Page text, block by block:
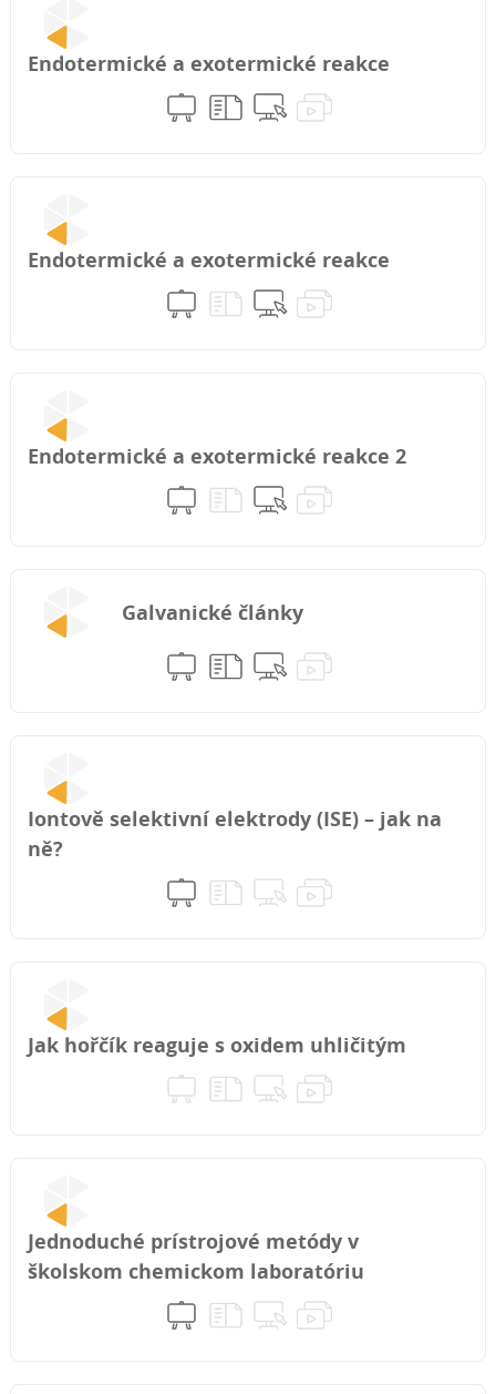
Endotermické a exotermické reakce
Endotermické a exotermické reakce
Endotermické a exotermické reakce 2
Galvanické články
Iontově selektivní elektrody (ISE) – jak na
ně?
Jak hořčík reaguje s oxidem uhličitým
Jednoduché prístrojové metódy v
školskom chemickom laboratóriu